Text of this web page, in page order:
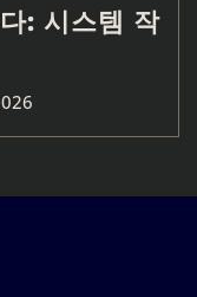
: 시스템 작